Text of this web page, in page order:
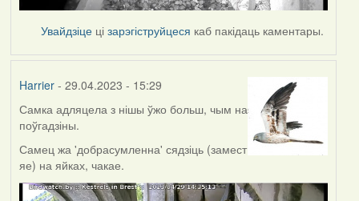
Увайдзіце цізарэгіструйцеся каб пакідаць каментары.
Harrier- 29.04.2023 - 15:29
Самка адляцела з нішы ўжо больш, чым на
поўгадзіны.
Самец жа 'добрасумленна' сядзіць (замест
яе) на яйках, чакае.